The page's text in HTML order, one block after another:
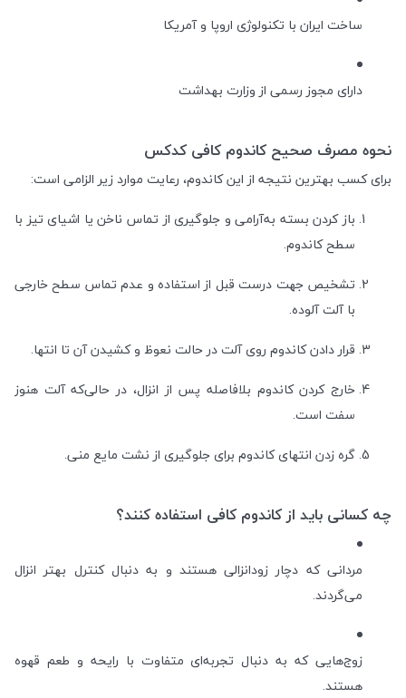
ساخت ایران با تکنولوژی اروپا و آمریکا
دارای مجوز رسمی از وزارت بهداشت
نحوه مصرف صحیح کاندوم کافی کدکس
برای کسب بهترین نتیجه از این کاندوم، رعایت موارد زیر الزامی است:
باز کردن بسته به‌آرامی و جلوگیری از تماس ناخن یا اشیای تیز با
سطح کاندوم.
تشخیص جهت درست قبل از استفاده و عدم تماس سطح خارجی
با آلت آلوده.
قرار دادن کاندوم روی آلت در حالت نعوظ و کشیدن آن تا انتها.
خارج کردن کاندوم بلافاصله پس از انزال، در حالی‌که آلت هنوز
سفت است.
گره زدن انتهای کاندوم برای جلوگیری از نشت مایع منی.
چه کسانی باید از کاندوم کافی استفاده کنند؟
مردانی که دچار زودانزالی هستند و به دنبال کنترل بهتر انزال
می‌گردند.
زوج‌هایی که به دنبال تجربه‌ای متفاوت با رایحه و طعم قهوه
هستند.